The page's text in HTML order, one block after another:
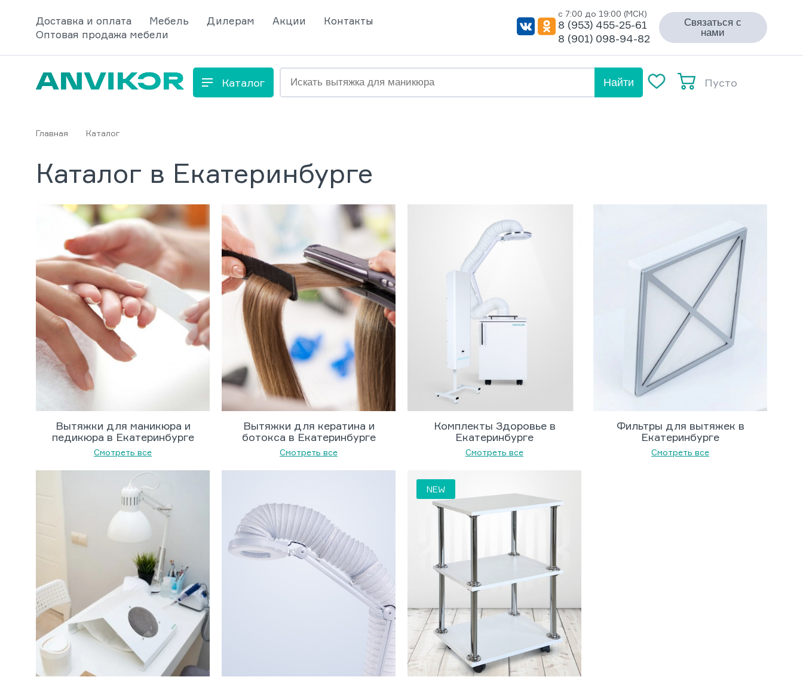
Доставка и оплата Мебель Дилерам Акции
Контакты
Оптовая продажа мебели
с 7:00 до 19:00 (МСК)
8 (953) 455-25-61
8 (901) 098-94-82
Связаться с
нами
Каталог Найти Пусто
Главная Каталог
Каталог в Екатеринбурге
Вытяжки для маникюра и
педикюра в Екатеринбурге
Смотреть все
Вытяжки для кератина и
ботокса в Екатеринбурге
Смотреть все
Комплекты Здоровье в
Екатеринбурге
Смотреть все
Фильтры для вытяжек в
Екатеринбурге
Смотреть все
NEW